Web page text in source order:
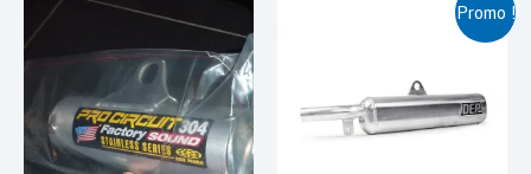
Promo !
€ 179,00.
prix
€ 169,00.